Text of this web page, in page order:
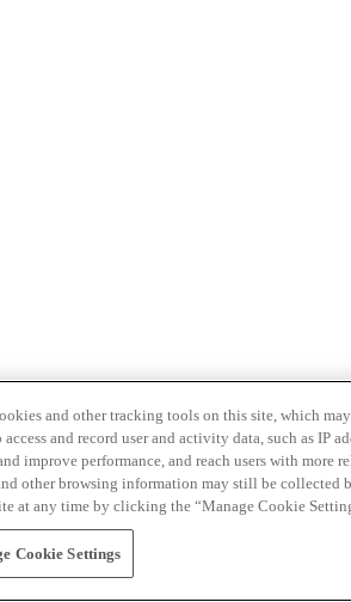
and other tracking tools on this site, which
access and record user and activity data, such as IP
improve performance, and reach users with
other browsing information may still be collected
at any time by clicking the “Manage Cookie
Cookie Settings